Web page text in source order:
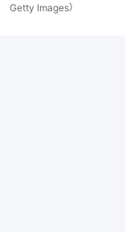
Getty Images）